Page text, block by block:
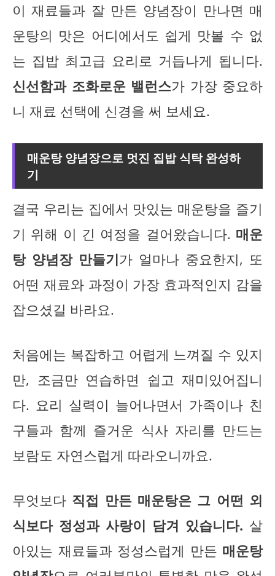
이 재료들과 잘 만든 양념장이 만나면 매
운탕의 맛은 어디에서도 쉽게 맛볼 수 없
는 집밥 최고급 요리로 거듭나게 됩니다.
신선함과 조화로운 밸런스가 가장 중요하
니 재료 선택에 신경을 써 보세요.
매운탕 양념장으로 멋진 집밥 식탁 완성하
기
결국 우리는 집에서 맛있는 매운탕을 즐기
기 위해 이 긴 여정을 걸어왔습니다. 매운
탕 양념장 만들기가 얼마나 중요한지, 또
어떤 재료와 과정이 가장 효과적인지 감을
잡으셨길 바라요.
처음에는 복잡하고 어렵게 느껴질 수 있지
만, 조금만 연습하면 쉽고 재미있어집니
다. 요리 실력이 늘어나면서 가족이나 친
구들과 함께 즐거운 식사 자리를 만드는
보람도 자연스럽게 따라오니까요.
무엇보다 직접 만든 매운탕은 그 어떤 외
식보다 정성과 사랑이 담겨 있습니다. 살
아있는 재료들과 정성스럽게 만든 매운탕